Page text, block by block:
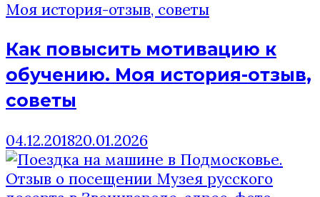
Как повысить мотивацию к
обучению. Моя история-отзыв,
советы
04.12.201820.01.2026